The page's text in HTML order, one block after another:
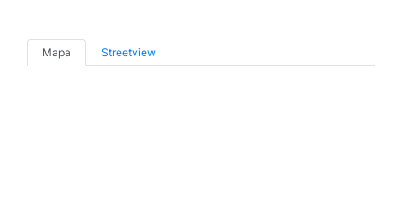
Mapa Streetview